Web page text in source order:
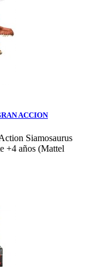
ACCION
Siamosaurus
+4 años (Mattel